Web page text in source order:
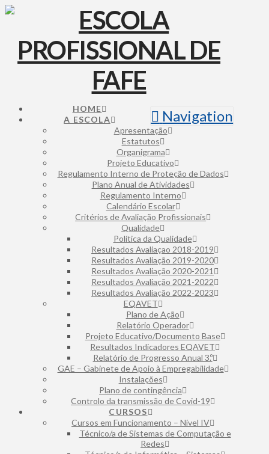
Navigation
HOME
A ESCOLA
Apresentação
Estatutos
Organigrama
Projeto Educativo
Regulamento Interno de Proteção de Dados
Plano Anual de Atividades
Regulamento Interno
Calendário Escolar
Critérios de Avaliação Profissionais
Qualidade
Política da Qualidade
Resultados Avaliaçao 2018-2019
Resultados Avaliação 2019-2020
Resultados Avaliação 2020-2021
Resultados Avaliação 2021-2022
Resultados Avaliação 2022-2023
EQAVET
Plano de Ação
Relatório Operador
Projeto Educativo/Documento Base
Resultados Indicadores EQAVET
Relatório de Progresso Anual 3.º
GAE – Gabinete de Apoio à Empregabilidade
Instalações
Plano de contingência
Controlo da transmissão de Covid-19
CURSOS
Cursos em Funcionamento – Nível IV
Técnico/a de Sistemas de Computação e
Redes